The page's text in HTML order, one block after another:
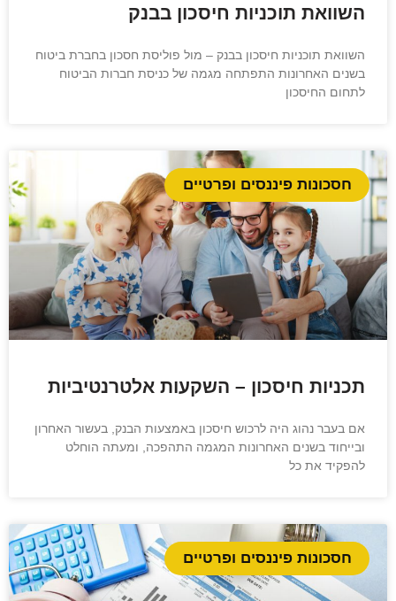
השוואת תוכניות חיסכון בבנק
השוואת תוכניות חיסכון בבנק – מול פוליסת חסכון בחברת ביטוח
בשנים האחרונות התפתחה מגמה של כניסת חברות הביטוח
לתחום החיסכון
חסכונות פיננסים ופרטיים
תכניות חיסכון – השקעות אלטרנטיביות
אם בעבר נהוג היה לרכוש חיסכון באמצעות הבנק, בעשור האחרון
ובייחוד בשנים האחרונות המגמה התהפכה, ומעתה הוחלט
להפקיד את כל
חסכונות פיננסים ופרטיים